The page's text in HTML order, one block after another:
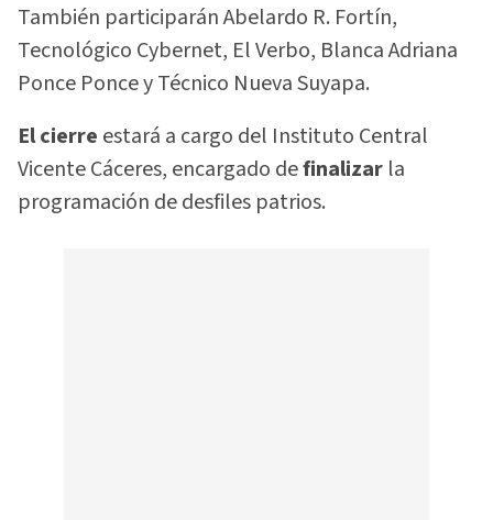
También participarán Abelardo R. Fortín,
Tecnológico Cybernet, El Verbo, Blanca Adriana
Ponce Ponce y Técnico Nueva Suyapa.
El cierre estará a cargo del Instituto Central
Vicente Cáceres, encargado definalizar la
programación de desfiles patrios.